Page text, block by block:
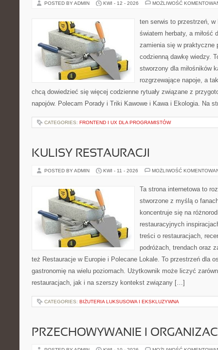
POSTED BY ADMIN KWI - 12 - 2026 MOŻLIWOŚĆ
ten serwis to przestrzeń,
światem herbaty, a miłość
zamienia się w praktyczne
codzienną dawkę wiedzy.
stworzony dla miłośników
rozgrzewające napoje, a
chcą dowiedzieć się więcej codzienne rytuały związane z
napojów. Polecam Porady i Triki Kawowe i Kawa i Ekologia. Na
CATEGORIES: FRONTEND I UX DLA PROGRAMISTÓW
KULISY RESTAURACJI
POSTED BY ADMIN KWI - 11 - 2026 MOŻLIWOŚĆ
Ta strona internetowa to
stworzone z myślą o
koncentruje się na
restauracyjnych
treści o restauracjach,
podróżach, trendach oraz
też Restauracje w Europie i Polecane Lokale. To przestrzeń dla
gastronomię na wielu poziomach. Użytkownik może liczyć
restauracjach, jak i na szerszy kontekst związany […]
CATEGORIES: BIŻUTERIA LUKSUSOWA I EKSKLUZYWNA
PRZECHOWYWANIE I